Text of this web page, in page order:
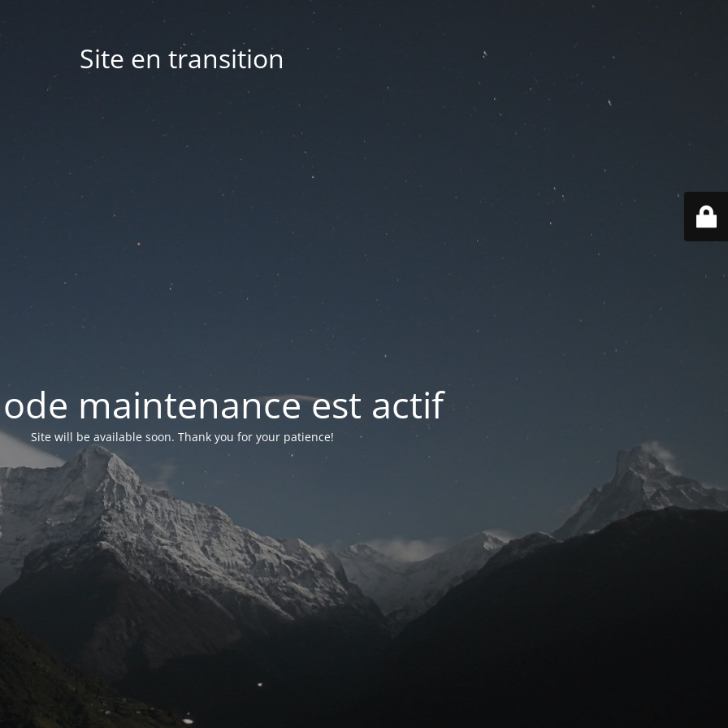
Site en transition
maintenance est actif
Site will be available soon. Thank you for your patience!